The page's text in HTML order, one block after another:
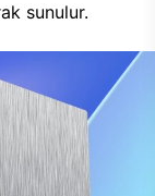
sunulur.